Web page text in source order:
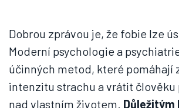
Dobrou zprávou je, že fobie lze
Moderní psychologie a
účinných metod, které pomáhají
intenzitu strachu a vrátit
nad vlastním životem. Důležitým